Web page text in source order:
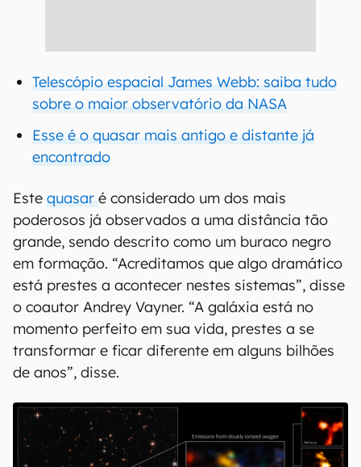
Telescópio espacial James Webb: saiba tudo
sobre o maior observatório da NASA
Esse é o quasar mais antigo e distante já
encontrado
Este quasar é considerado um dos mais
poderosos já observados a uma distância tão
grande, sendo descrito como um buraco negro
em formação. “Acreditamos que algo dramático
está prestes a acontecer nestes sistemas”, disse
o coautor Andrey Vayner. “A galáxia está no
momento perfeito em sua vida, prestes a se
transformar e ficar diferente em alguns bilhões
de anos”, disse.